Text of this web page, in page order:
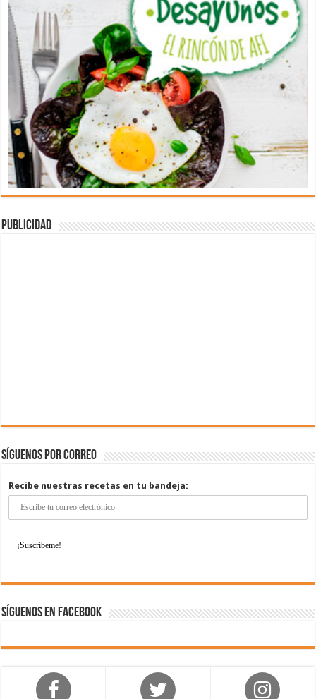
Publicidad
Síguenos por correo
Recibe nuestras recetas en tu bandeja:
Síguenos en Facebook